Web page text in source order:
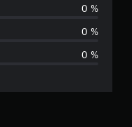
B
w
0 %
0 %
0 %